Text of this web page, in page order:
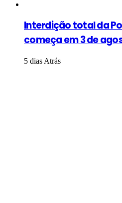
Interdição total da
começa em 3 de
5 dias Atrás